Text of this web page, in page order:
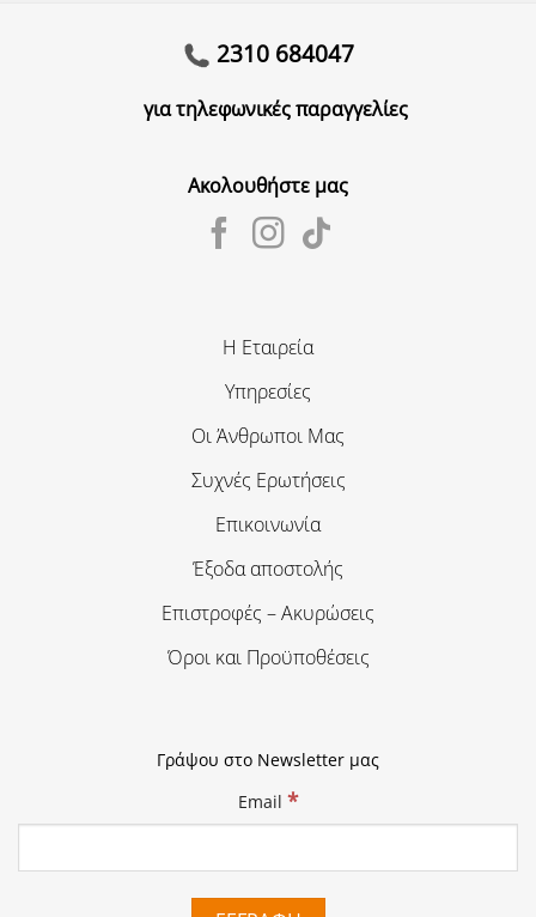
2310 684047
για τηλεφωνικές παραγγελίες
Ακολουθήστε μας
Η Εταιρεία
Υπηρεσίες
Οι Άνθρωποι Μας
Συχνές Ερωτήσεις
Επικοινωνία
Έξοδα αποστολής
Επιστροφές – Ακυρώσεις
Όροι και Προϋποθέσεις
Γράψου στο Newsletter μας
Email *